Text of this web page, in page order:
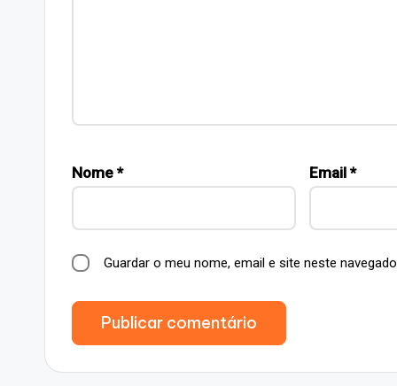
Nome * Email *
Guardar o meu nome, email e site neste